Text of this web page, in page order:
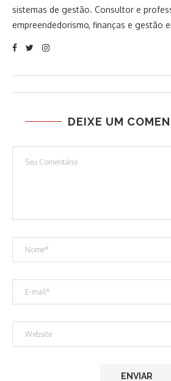
sistemas de gestão. Consultor e
empreendedorismo, finanças e gestão
DEIXE UM